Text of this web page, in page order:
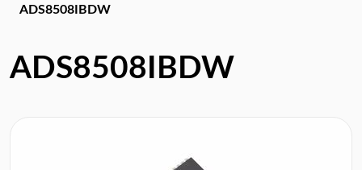
ADS8508IBDW
ADS8508IBDW